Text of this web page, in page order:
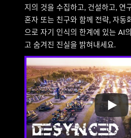
지의 것을 수집하고, 건설하고, 연
혼자 또는 친구와 함께 전략, 자동
으로 자기 인식의 한계에 있는 AI
고 숨겨진 진실을 밝혀내세요.